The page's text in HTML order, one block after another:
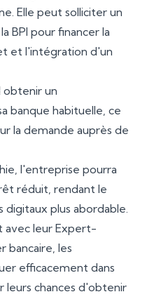
Elle peut solliciter un
BPI pour financer la
et l'intégration d'un
un
banque habituelle, ce
la demande auprès de
l'entreprise pourra
réduit, rendant le
plus abordable.
avec leur Expert-
bancaire, les
efficacement dans
leurs chances d'obtenir